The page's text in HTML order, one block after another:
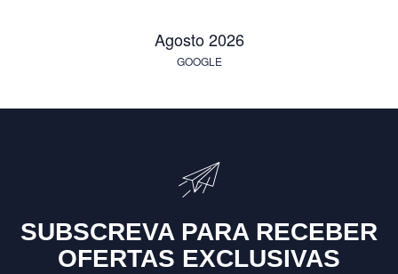
Agosto 2026
GOOGLE
SUBSCREVA PARA RECEBER
OFERTAS EXCLUSIVAS